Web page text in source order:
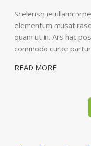
Scelerisque
elementum musat
quam ut in. Ars hac
commodo curae
READ MORE